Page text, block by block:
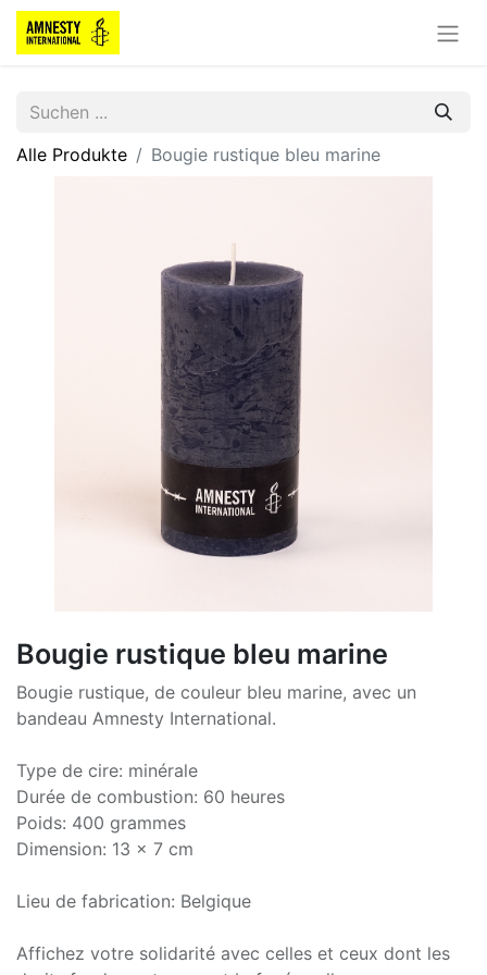
Alle Produkte Bougie rustique bleu marine
Bougie rustique bleu marine
Bougie rustique, de couleur bleu marine, avec un
bandeau Amnesty International.
Type de cire: minérale
Durée de combustion: 60 heures
Poids: 400 grammes
Dimension: 13 x 7 cm
Lieu de fabrication: Belgique
Affichez votre solidarité avec celles et ceux dont les